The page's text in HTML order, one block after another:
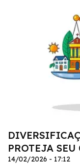
PROTEJA
14/02/2026 - 17:12